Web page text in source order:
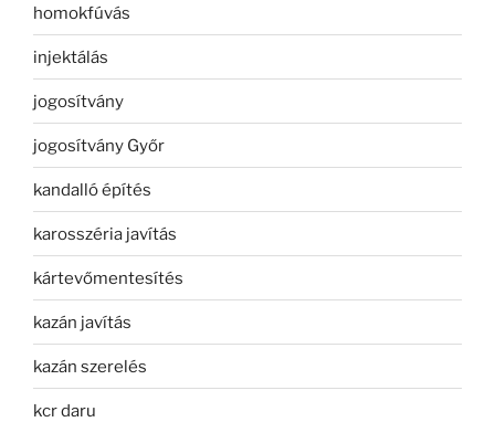
homokfúvás
injektálás
jogosítvány
jogosítvány Győr
kandalló építés
karosszéria javítás
kártevőmentesítés
kazán javítás
kazán szerelés
kcr daru